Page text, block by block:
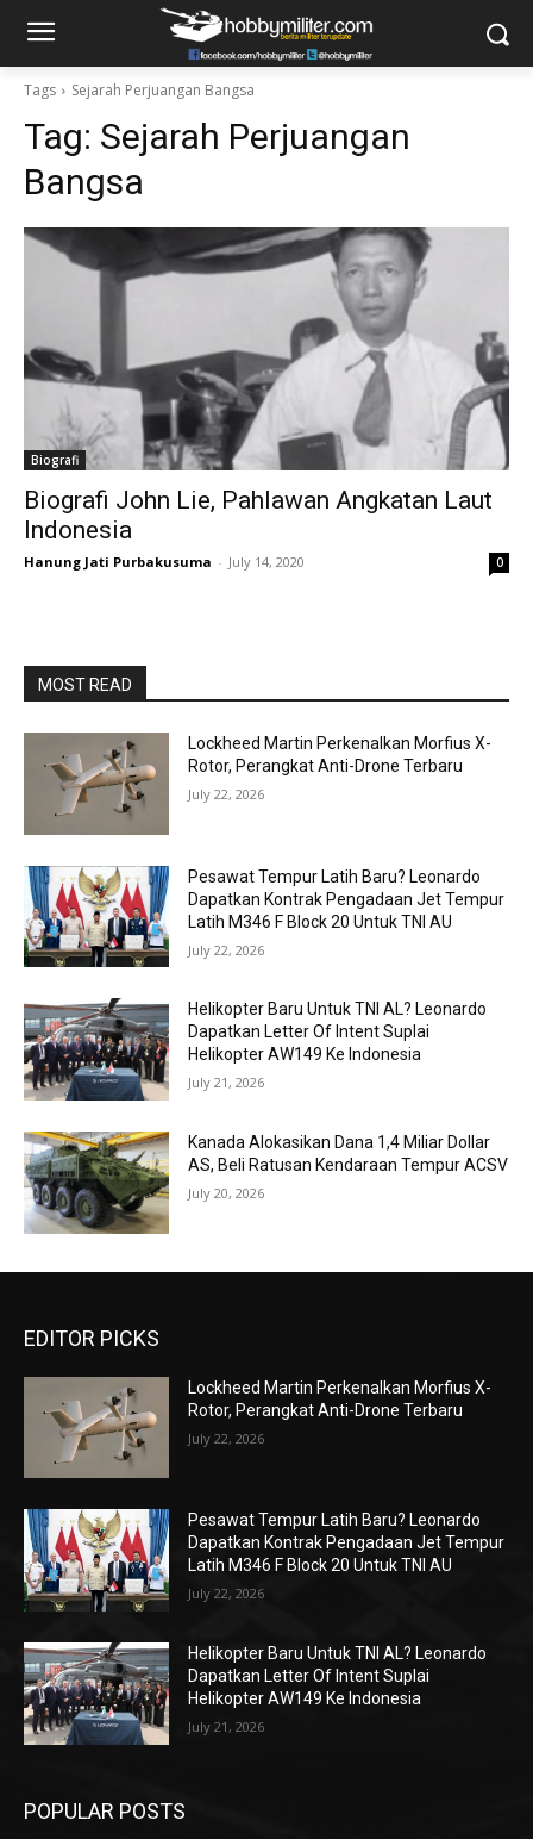
Tags Sejarah Perjuangan Bangsa
Tag: Sejarah Perjuangan
Bangsa
Biografi
Biografi John Lie, Pahlawan Angkatan Laut
Indonesia
Hanung Jati Purbakusuma - July 14, 2020 0
MOST READ
Lockheed Martin Perkenalkan Morfius X-
Rotor, Perangkat Anti-Drone Terbaru
July 22, 2026
Pesawat Tempur Latih Baru? Leonardo
Dapatkan Kontrak Pengadaan Jet Tempur
Latih M346 F Block 20 Untuk TNI AU
July 22, 2026
Helikopter Baru Untuk TNI AL? Leonardo
Dapatkan Letter Of Intent Suplai
Helikopter AW149 Ke Indonesia
July 21, 2026
Kanada Alokasikan Dana 1,4 Miliar Dollar
AS, Beli Ratusan Kendaraan Tempur ACSV
July 20, 2026
EDITOR PICKS
Lockheed Martin Perkenalkan Morfius X-
Rotor, Perangkat Anti-Drone Terbaru
July 22, 2026
Pesawat Tempur Latih Baru? Leonardo
Dapatkan Kontrak Pengadaan Jet Tempur
Latih M346 F Block 20 Untuk TNI AU
July 22, 2026
Helikopter Baru Untuk TNI AL? Leonardo
Dapatkan Letter Of Intent Suplai
Helikopter AW149 Ke Indonesia
July 21, 2026
POPULAR POSTS